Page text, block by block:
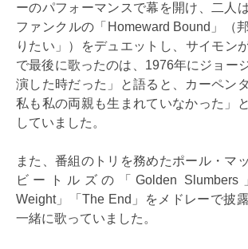
ーのパフォーマンスで幕を開け、二人
ファンクルの「Homeward Bound」（
りたい」）をデュエットし、サイモン
で最後に歌ったのは、1976年にジョー
演した時だった」と語ると、カーペン
私も私の両親も生まれていなかった」
していました。
また、番組のトリを務めたポール・マ
ビートルズの「Golden Slumbers
Weight」「The End」をメドレーで披
一緒に歌っていました。